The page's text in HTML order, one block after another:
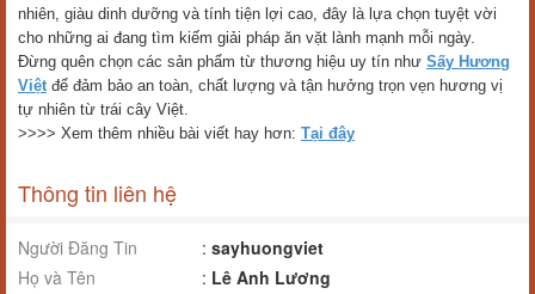
nhiên, giàu dinh dưỡng và tính tiện lợi cao, đây là lựa chọn tuyệt vời
cho những ai đang tìm kiếm giải pháp ăn vặt lành mạnh mỗi ngày.
Đừng quên chọn các sản phẩm từ thương hiệu uy tín như Sấy Hương
Việtđể đảm bảo an toàn, chất lượng và tận hưởng trọn vẹn hương vị
tự nhiên từ trái cây Việt.
>>>> Xem thêm nhiều bài viết hay hơn: Tại đây
Thông tin liên hệ
Người Đăng Tin : sayhuongviet
Họ và Tên
: Lê Anh Lương